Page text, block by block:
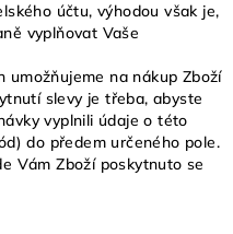
účtu, výhodou však je,
vyplňovat Vaše
umožňujeme na nákup Zboží
slevy je třeba, abyste
vyplnili údaje o této
do předem určeného pole.
Vám Zboží poskytnuto se